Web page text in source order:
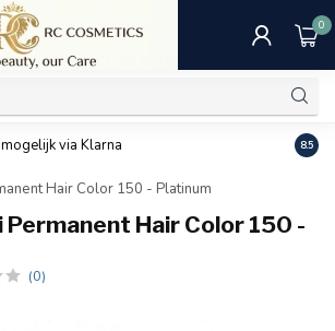
0
via Klarna 8.5
Hair Color 150 - Platinum
Permanent Hair Color 150 -
(0)